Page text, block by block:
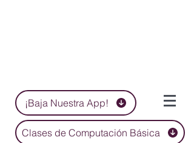
¡Baja Nuestra App!
Clases de Computación Básica